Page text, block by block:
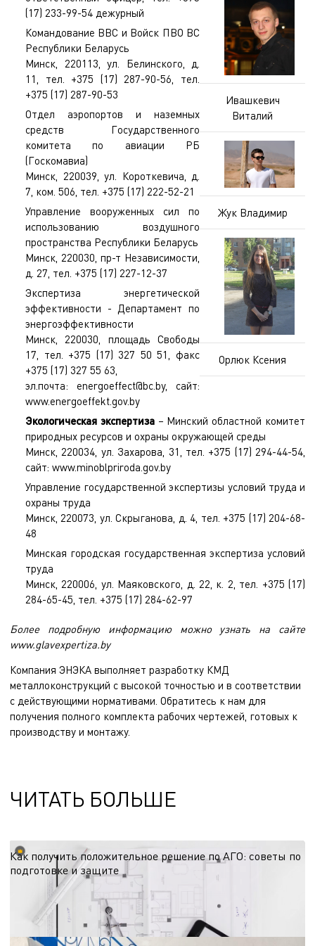
Ивашкевич
Виталий
Жук Владимир
Орлюк Ксения
(17) 233-99-54 дежурный
Командование ВВС и Войск ПВО ВС
Республики Беларусь
Минск, 220113, ул. Белинского, д.
11, тел. +375 (17) 287-90-56, тел.
+375 (17) 287-90-53
Отдел аэропортов и наземных
средств Государственного
комитета по авиации РБ
(Госкомавиа)
Минск, 220039, ул. Короткевича, д.
7, ком. 506, тел. +375 (17) 222-52-21
Управление вооруженных сил по
использованию воздушного
пространства Республики Беларусь
Минск, 220030, пр-т Независимости,
д. 27, тел. +375 (17) 227-12-37
Экспертиза энергетической
эффективности - Департамент по
энергоэффективности
Минск, 220030, площадь Свободы
17, тел. +375 (17) 327 50 51, факс
+375 (17) 327 55 63,
эл.почта: energoeffect@bc.by, сайт:
www.energoeffekt.gov.by
Экологическая экспертиза– Минский областной комитет
природных ресурсов и охраны окружающей среды
Минск, 220034, ул. Захарова, 31, тел. +375 (17) 294-44-54,
сайт: www.minoblpriroda.gov.by
Управление государственной экспертизы условий труда и
охраны труда
Минск, 220073, ул. Скрыганова, д. 4, тел. +375 (17) 204-68-
48
Минская городская государственная экспертиза условий
труда
Минск, 220006, ул. Маяковского, д. 22, к. 2, тел. +375 (17)
284-65-45, тел. +375 (17) 284-62-97
Более подробную информацию можно узнать на сайте
www.glavexpertiza.by
Компания ЭНЭКА выполняет разработку КМД
металлоконструкций с высокой точностью и в соответствии
с действующими нормативами. Обратитесь к нам для
получения полного комплекта рабочих чертежей, готовых к
производству и монтажу.
ЧИТАТЬ БОЛЬШЕ
Как получить положительное решение по АГО: советы по
подготовке и защите
Согласование архитектурно-градостроительного облика — этап, от которого
зависят сроки старта проекта. Делимся рекомендациями по подготовке к
процедуре с учётом региональных требований и эффективной коммуникации
с администрацией.
15.06.2026